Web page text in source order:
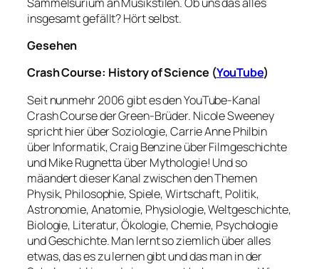
insgesamt gefällt? Hört selbst.
Gesehen
Crash Course: History of Science (YouTube)
Seit nunmehr 2006 gibt es den YouTube-Kanal
Crash Course der Green-Brüder. Nicole Sweeney
spricht hier über Soziologie, Carrie Anne Philbin
über Informatik, Craig Benzine über Filmgeschichte
und Mike Rugnetta über Mythologie! Und so
mäandert dieser Kanal zwischen den Themen
Physik, Philosophie, Spiele, Wirtschaft, Politik,
Astronomie, Anatomie, Physiologie, Weltgeschichte,
Biologie, Literatur, Ökologie, Chemie, Psychologie
und Geschichte. Man lernt so ziemlich über alles
etwas, das es zu lernen gibt und das man in der